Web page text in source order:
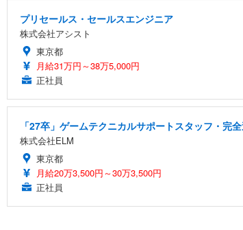
プリセールス・セールスエンジニア
株式会社アシスト
東京都
月給31万円～38万5,000円
正社員
「27卒」ゲームテクニカルサポートスタッフ・完
株式会社ELM
東京都
月給20万3,500円～30万3,500円
正社員